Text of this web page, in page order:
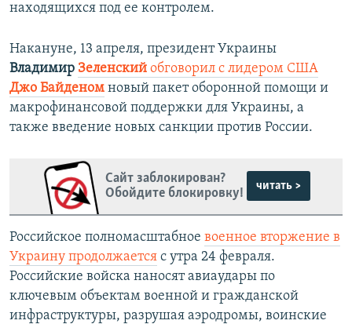
находящихся под ее контролем.
Накануне, 13 апреля, президент Украины
Владимир Зеленский обговорил с лидером США
Джо Байденом новый пакет оборонной помощи и
макрофинансовой поддержки для Украины, а
также введение новых санкции против России.
Сайт заблокирован?
Обойдите блокировку!
читать >
Российское полномасштабное военное вторжение в
Украину продолжается с утра 24 февраля.
Российские войска наносят авиаудары по
ключевым объектам военной и гражданской
инфраструктуры, разрушая аэродромы, воинские